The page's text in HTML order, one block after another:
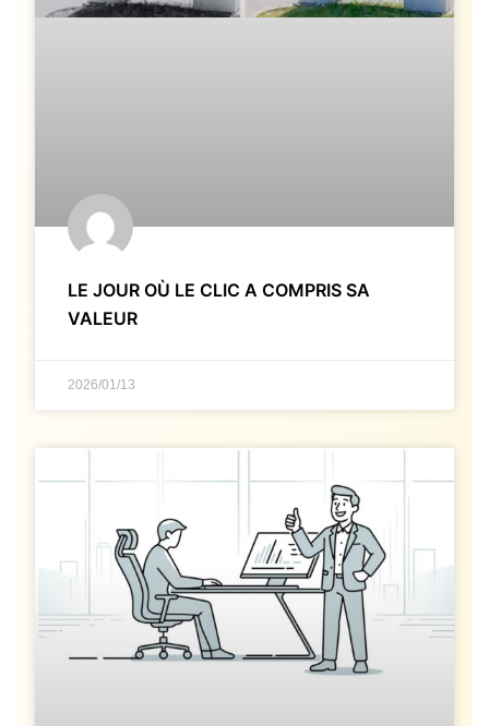
LE JOUR OÙ LE CLIC A COMPRIS SA
VALEUR
2026/01/13